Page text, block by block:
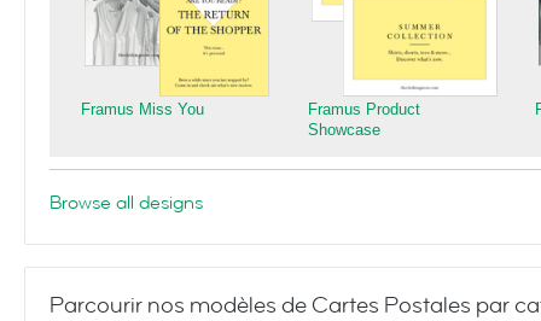
Framus Miss You
Framus Product
Showcase
Browse all designs
Parcourir nos modèles de Cartes Postales par